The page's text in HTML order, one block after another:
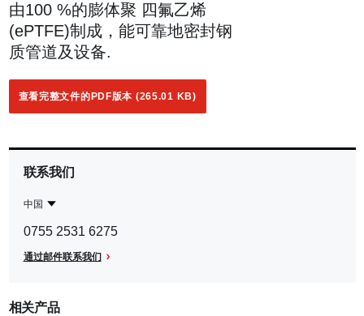
由100 %的膨体聚 四氟乙烯
(ePTFE)制成，能可靠地密封钢
质管道及设备.
查看完整文件的PDF版本 (265.01 KB)
联系我们
中国
中
国
0755 2531 6275
通过邮件联系我们
相关产品